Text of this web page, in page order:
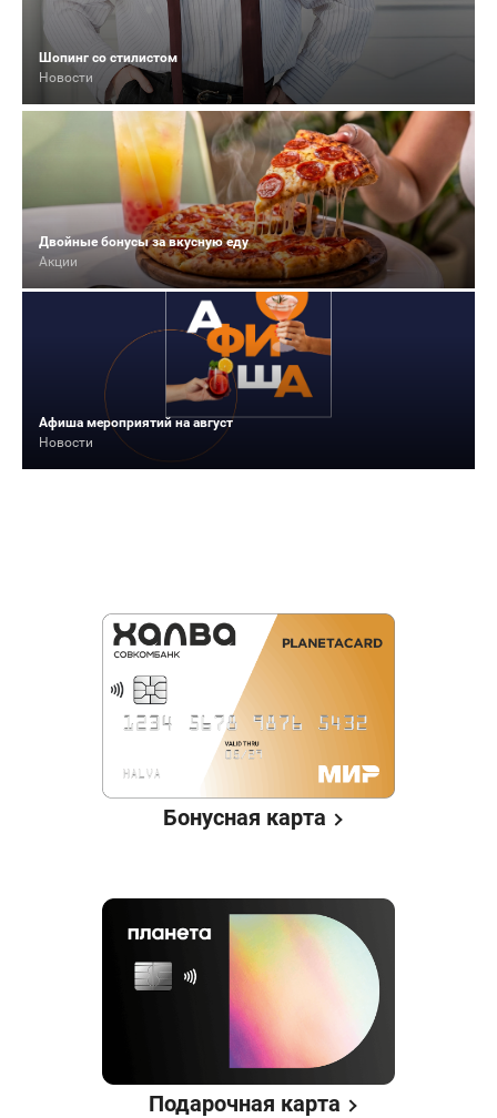
Шопинг со стилистом
Новости
Двойные бонусы за вкусную еду
Акции
Афиша мероприятий на август
Новости
Бонусная карта
Подарочная карта